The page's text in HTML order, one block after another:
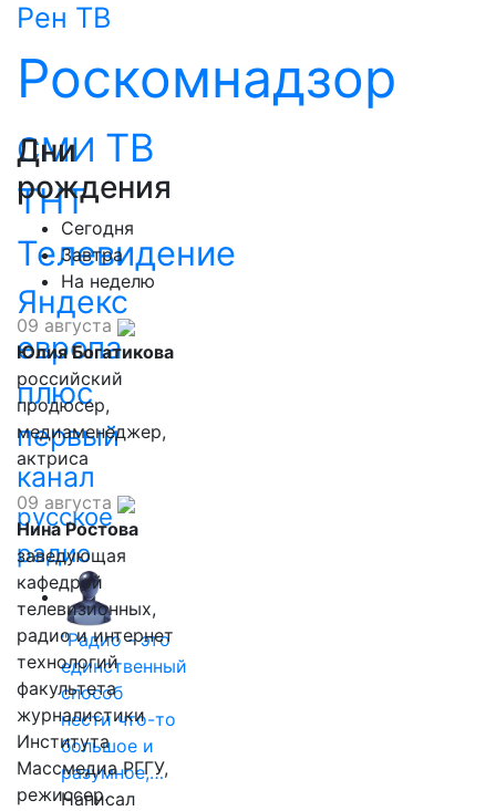
Рен ТВ
Роскомнадзор
СМИ ТВ
ТНТ
Телевидение
Яндекс
европа
плюс
первый
канал
русское
радио
"Радио - это
единственный
способ
нести что-то
большое и
разумное,…
Написал
Дни
рождения
Сегодня
Завтра
На неделю
09 августа
Юлия Богатикова
российский
продюсер,
медиаменеджер,
актриса
09 августа
Нина Ростова
заведующая
кафедрой
телевизионных,
радио и интернет
технологий
факультета
журналистики
Института
Массмедиа РГГУ,
режиссер.